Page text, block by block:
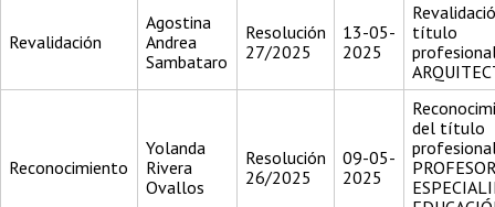
Revalidación
Agostina
Andrea
Sambataro
Resolución
27/2025
13-05-
2025
título
Reconocimiento
Yolanda
Rivera
Ovallos
Resolución
26/2025
09-05-
2025
del título